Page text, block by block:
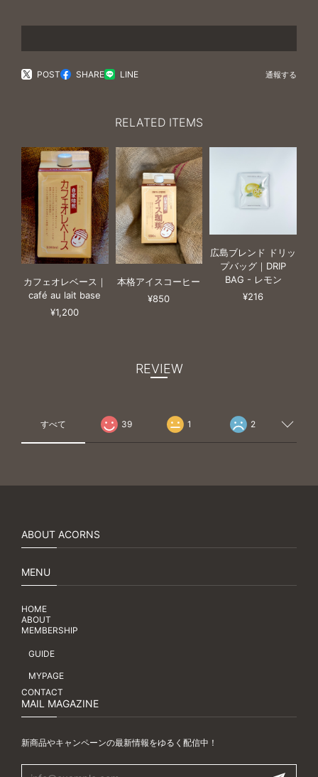
POST SHARE LINE 通報する
RELATED ITEMS
カフェオレベース｜
café au lait base
¥1,200
本格アイスコーヒー
¥850
広島ブレンド ドリッ
プバッグ｜DRIP
BAG - レモン
¥216
REVIEW
すべて 39 1 2
ABOUT ACORNS
MENU
HOME
ABOUT
MEMBERSHIP
GUIDE
MYPAGE
CONTACT
MAIL MAGAZINE
新商品やキャンペーンの最新情報をゆるく配信中！